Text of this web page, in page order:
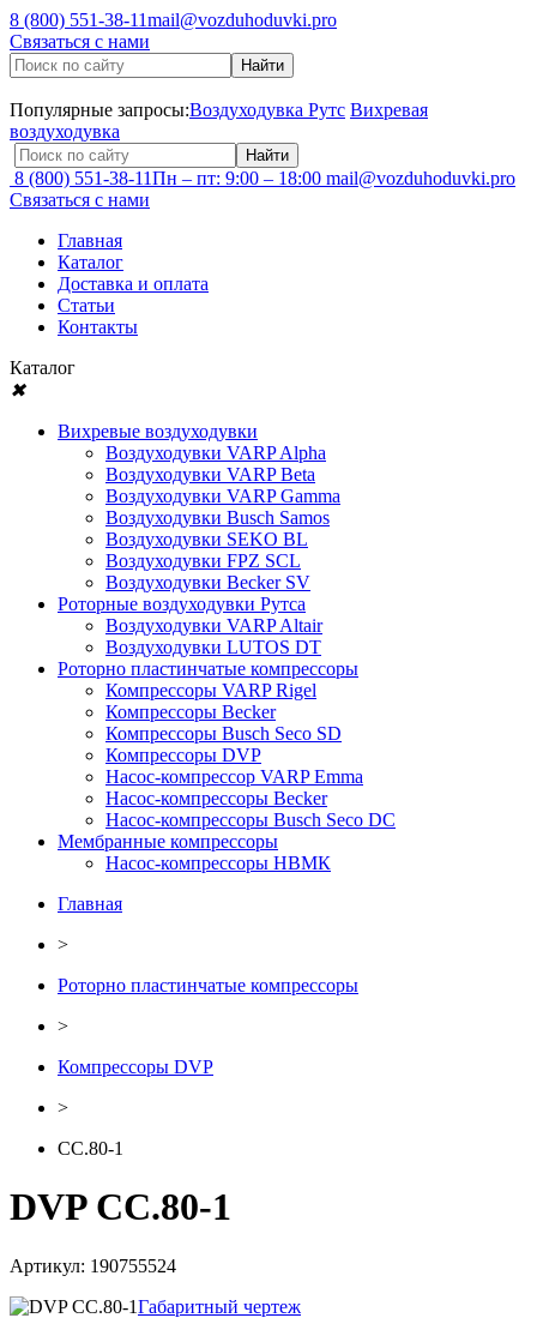
8 (800) 551-38-11mail@vozduhoduvki.pro
Связаться с нами
Популярные запросы:Воздуходувка Рутс Вихревая
воздуходувка
8 (800) 551-38-11Пн – пт: 9:00 – 18:00 mail@vozduhoduvki.pro
Связаться с нами
Главная
Каталог
Доставка и оплата
Статьи
Контакты
Каталог
✖
Вихревые воздуходувки
Воздуходувки VARP Alpha
Воздуходувки VARP Beta
Воздуходувки VARP Gamma
Воздуходувки Busch Samos
Воздуходувки SEKO BL
Воздуходувки FPZ SCL
Воздуходувки Becker SV
Роторные воздуходувки Рутса
Воздуходувки VARP Altair
Воздуходувки LUTOS DT
Роторно пластинчатые компрессоры
Компрессоры VARP Rigel
Компрессоры Becker
Компрессоры Busch Seco SD
Компрессоры DVP
Насос-компрессор VARP Emma
Насос-компрессоры Becker
Насос-компрессоры Busch Seco DC
Мембранные компрессоры
Насос-компрессоры НВМК
Главная
>
Роторно пластинчатые компрессоры
>
Компрессоры DVP
>
CC.80-1
DVP CC.80-1
Артикул: 190755524
Габаритный чертеж